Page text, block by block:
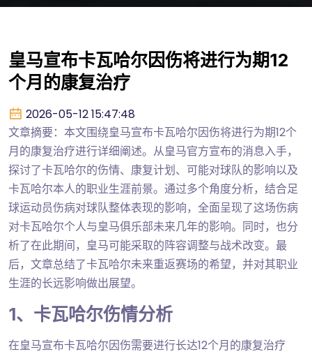
皇马宣布卡瓦哈尔因伤将进行为期12
个月的康复治疗
2026-05-12 15:47:48
文章摘要：本文围绕皇马宣布卡瓦哈尔因伤将进行为期12个
月的康复治疗进行详细阐述。从皇马官方宣布的消息入手，
探讨了卡瓦哈尔的伤情、康复计划、可能对球队的影响以及
卡瓦哈尔本人的职业生涯前景。通过多个角度分析，结合足
球运动员伤病对球队整体表现的影响，全面呈现了这场伤病
对卡瓦哈尔个人与皇马俱乐部未来几年的影响。同时，也分
析了在此期间，皇马可能采取的阵容调整与战术改变。最
后，文章总结了卡瓦哈尔未来重返赛场的希望，并对其职业
生涯的长远影响做出展望。
1、卡瓦哈尔伤情分析
在皇马宣布卡瓦哈尔因伤需要进行长达12个月的康复治疗